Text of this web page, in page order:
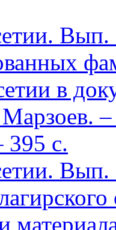
Вып.
в
Марзоев.
с.
Вып.